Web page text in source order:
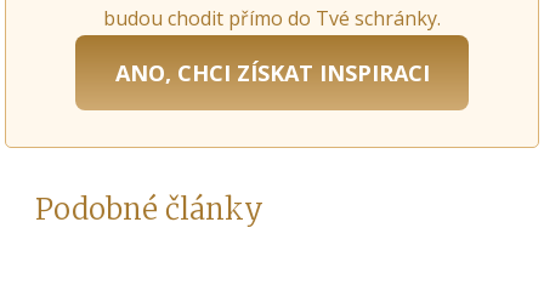
budou chodit přímo do Tvé schránky.
ANO, CHCI ZÍSKAT INSPIRACI
Podobné články